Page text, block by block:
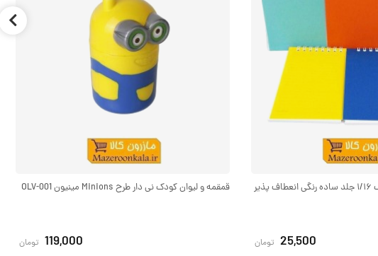
دفترچه یادداشت ۵۰ برگ ۱/۱۶ جلد ساده رنگی انعطاف پذیر
25,500 تومان
قمقمه و لیوان کودک نی دار طرح Minions مینیون OLV-001
119,000 تومان